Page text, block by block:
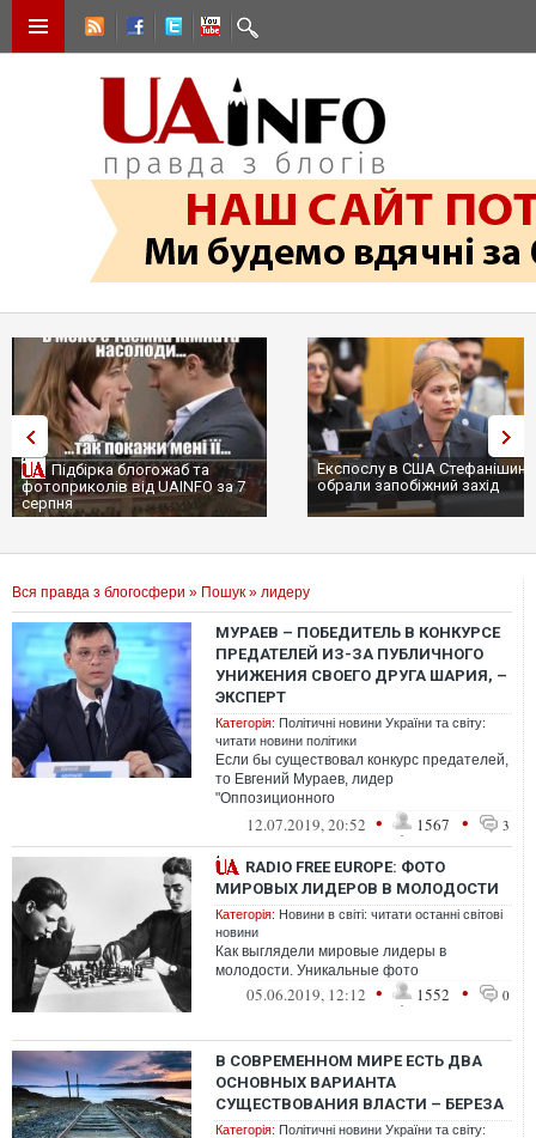
Підбірка блогожаб та
фотоприколів від UAINFO за 7
серпня
Експослу в США
обрали запобіжний захід
Вся правда з блогосфери » Пошук » лидеру
МУРАЕВ – ПОБЕДИТЕЛЬ В КОНКУРСЕ
ПРЕДАТЕЛЕЙ ИЗ-ЗА ПУБЛИЧНОГО
УНИЖЕНИЯ СВОЕГО ДРУГА ШАРИЯ, –
ЭКСПЕРТ
Категорія: Політичні новини України та світу:
читати новини політики
Если бы существовал конкурс предателей,
то Евгений Мураев, лидер
"Оппозиционного
блока" "кинувший" Анатолия Шария,
лидера "Партии Шария", в нем бы поб...
12.07.2019, 20:52 • 1567 • 3
RADIO FREE EUROPE: ФОТО
МИРОВЫХ ЛИДЕРОВ В МОЛОДОСТИ
Категорія: Новини в світі: читати останні світові
новини
Как выглядели мировые лидеры в
молодости. Уникальные фото
05.06.2019, 12:12 • 1552 • 0
В СОВРЕМЕННОМ МИРЕ ЕСТЬ ДВА
ОСНОВНЫХ ВАРИАНТА
СУЩЕСТВОВАНИЯ ВЛАСТИ – БЕРЕЗА
Категорія: Політичні новини України та світу: